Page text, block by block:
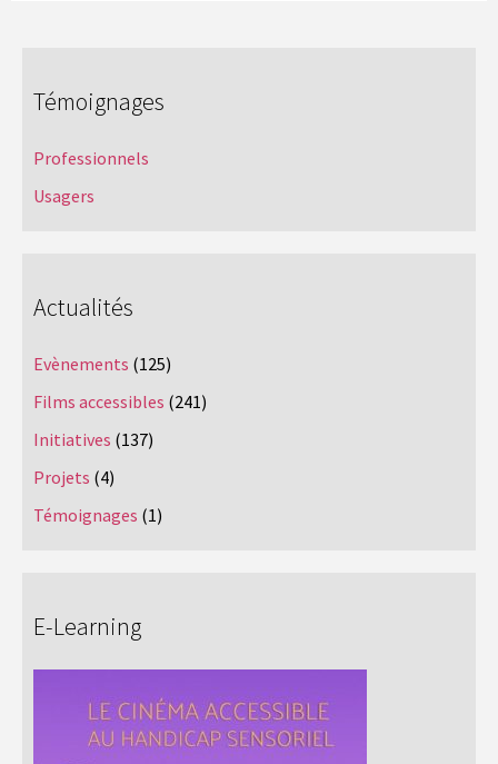
Témoignages
Professionnels
Usagers
Actualités
Evènements (125)
Films accessibles (241)
Initiatives (137)
Projets (4)
Témoignages (1)
E-Learning